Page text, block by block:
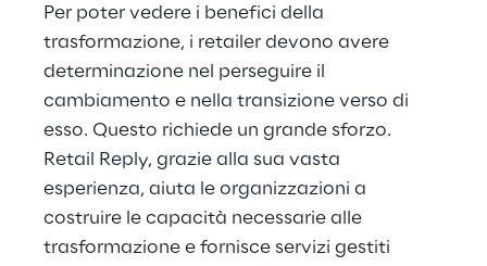
Per poter vedere i benefici della
trasformazione, i retailer devono avere
determinazione nel perseguire il
cambiamento e nella transizione verso di
esso. Questo richiede un grande sforzo.
Retail Reply, grazie alla sua vasta
esperienza, aiuta le organizzazioni a
costruire le capacità necessarie alle
trasformazione e fornisce servizi gestiti